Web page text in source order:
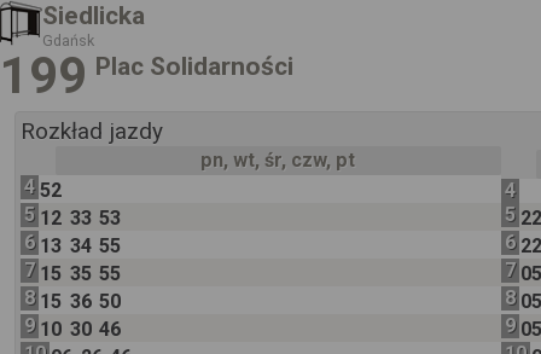
Siedlicka
Gdańsk
199 Plac Solidarności
Rozkład jazdy
pn, wt, śr, czw, pt
4 52
5 12 33 53
6 13 34 55
7 15 35 55
8 15 36 50
9 10 30 46
4
5
6
7
8
9